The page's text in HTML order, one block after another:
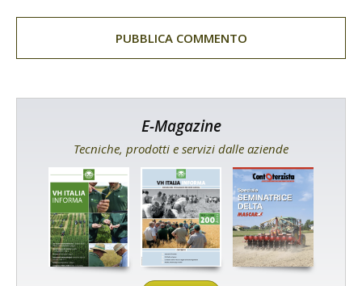
E-Magazine
Tecniche, prodotti e servizi dalle aziende